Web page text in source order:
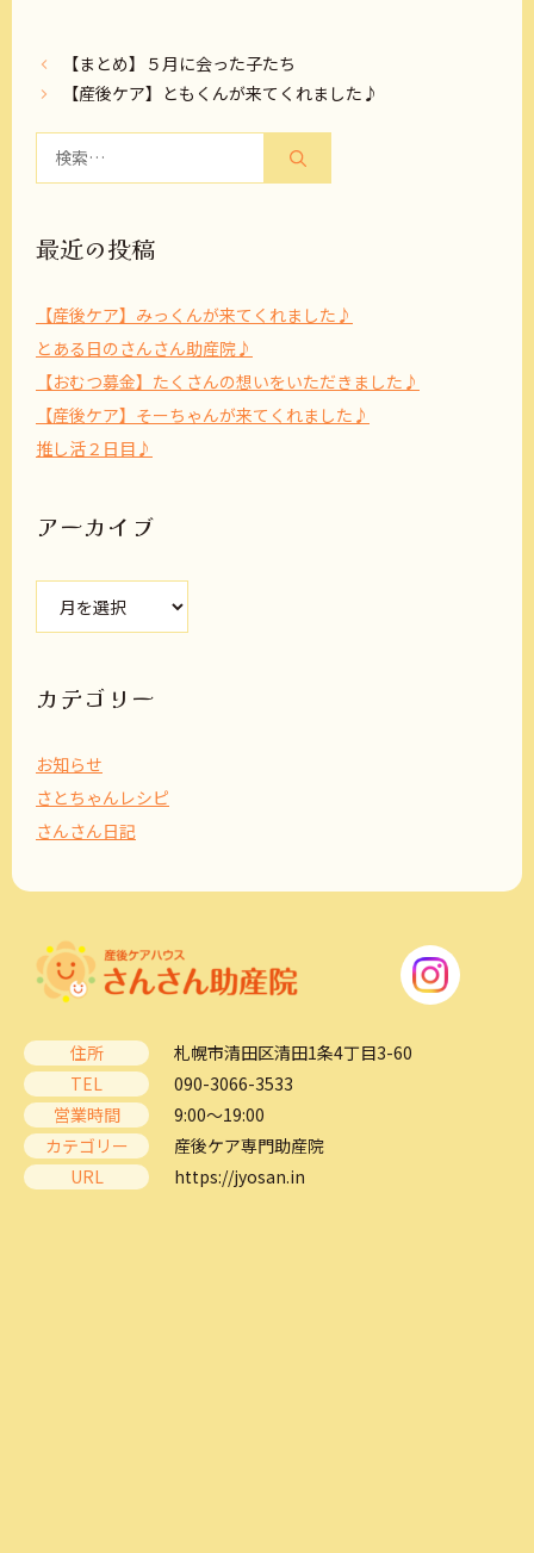
【まとめ】５月に会った子たち
【産後ケア】ともくんが来てくれました♪
最近の投稿
【産後ケア】みっくんが来てくれました♪
とある日のさんさん助産院♪
【おむつ募金】たくさんの想いをいただきました♪
【産後ケア】そーちゃんが来てくれました♪
推し活２日目♪
アーカイブ
ブ
カテゴリー
お知らせ
さとちゃんレシピ
さんさん日記
住所
札幌市清田区清田1条4丁目3-60
TEL
090-3066-3533
営業時間
9:00～19:00
カテゴリー
産後ケア専門助産院
URL
https://jyosan.in